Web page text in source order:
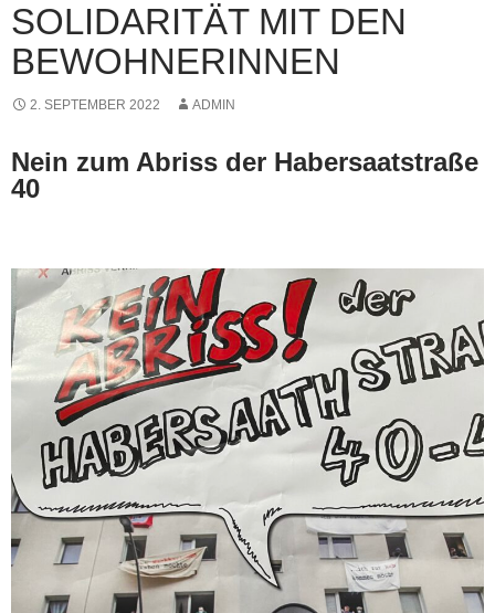
SOLIDARITÄT MIT DEN
BEWOHNERINNEN
2. SEPTEMBER 2022 ADMIN
Nein zum Abriss der Habersaatstraße
40